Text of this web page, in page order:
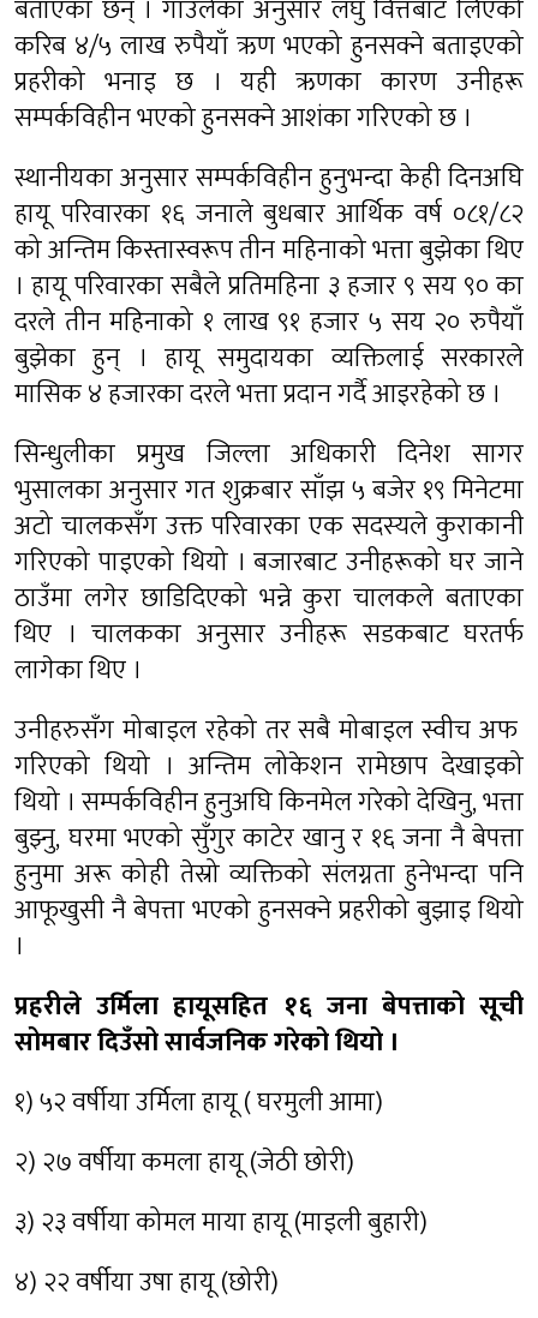
बताएका छन् । गाउँलेका अनुसार लघु वित्तबाट लिएको
करिब ४/५ लाख रुपैयाँ ऋण भएको हुनसक्ने बताइएको
प्रहरीको भनाइ छ । यही ऋणका कारण उनीहरू
सम्पर्कविहीन भएको हुनसक्ने आशंका गरिएको छ ।
स्थानीयका अनुसार सम्पर्कविहीन हुनुभन्दा केही दिनअघि
हायू परिवारका १६ जनाले बुधबार आर्थिक वर्ष ०८१/८२
को अन्तिम किस्तास्वरूप तीन महिनाको भत्ता बुझेका थिए
। हायू परिवारका सबैले प्रतिमहिना ३ हजार ९ सय ९० का
दरले तीन महिनाको १ लाख ९१ हजार ५ सय २० रुपैयाँ
बुझेका हुन् । हायू समुदायका व्यक्तिलाई सरकारले
मासिक ४ हजारका दरले भत्ता प्रदान गर्दै आइरहेको छ ।
सिन्धुलीका प्रमुख जिल्ला अधिकारी दिनेश सागर
भुसालका अनुसार गत शुक्रबार साँझ ५ बजेर १९ मिनेटमा
अटो चालकसँग उक्त परिवारका एक सदस्यले कुराकानी
गरिएको पाइएको थियो । बजारबाट उनीहरूको घर जाने
ठाउँमा लगेर छाडिदिएको भन्ने कुरा चालकले बताएका
थिए । चालकका अनुसार उनीहरू सडकबाट घरतर्फ
लागेका थिए ।
उनीहरुसँग मोबाइल रहेको तर सबै मोबाइल स्वीच अफ
गरिएको थियो । अन्तिम लोकेशन रामेछाप देखाइको
थियो । सम्पर्कविहीन हुनुअघि किनमेल गरेको देखिनु, भत्ता
बुझ्नु, घरमा भएको सुँगुर काटेर खानु र १६ जना नै बेपत्ता
हुनुमा अरू कोही तेस्रो व्यक्तिको संलग्नता हुनेभन्दा पनि
आफूखुसी नै बेपत्ता भएको हुनसक्ने प्रहरीको बुझाइ थियो
।
प्रहरीले उर्मिला हायूसहित १६ जना बेपत्ताको सूची
सोमबार दिउँसो सार्वजनिक गरेको थियो ।
१) ५२ वर्षीया उर्मिला हायू ( घरमुली आमा)
२) २७ वर्षीया कमला हायू (जेठी छोरी)
३) २३ वर्षीया कोमल माया हायू (माइली बुहारी)
४) २२ वर्षीया उषा हायू (छोरी)